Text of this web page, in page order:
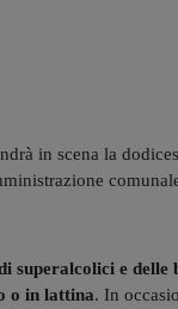
in scena la
superalcolici e delle
o in lattina. In